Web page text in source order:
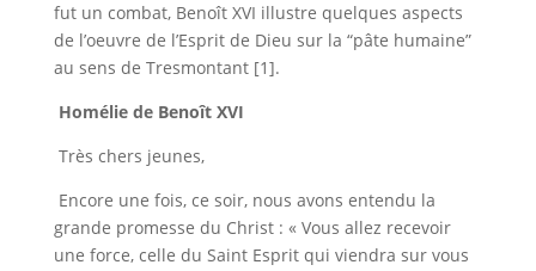
fut un combat, Benoît XVI illustre quelques aspects
de l’oeuvre de l’Esprit de Dieu sur la “pâte humaine”
au sens de Tresmontant [1].
Homélie de Benoît XVI
Très chers jeunes,
Encore une fois, ce soir, nous avons entendu la
grande promesse du Christ : « Vous allez recevoir
une force, celle du Saint Esprit qui viendra sur vous